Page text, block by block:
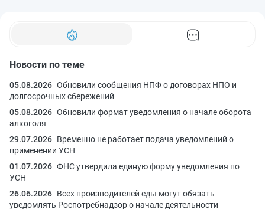
Новости по теме
05.08.2026 Обновили сообщения НПФ о договорах НПО и
долгосрочных сбережений
05.08.2026 Обновили формат уведомления о начале оборота
алкоголя
29.07.2026 Временно не работает подача уведомлений о
применении УСН
01.07.2026 ФНС утвердила единую форму уведомления по
УСН
26.06.2026 Всех производителей еды могут обязать
уведомлять Роспотребнадзор о начале деятельности